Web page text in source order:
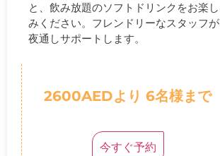
と、飲み放題のソフトドリンクをお楽し
みください。フレンドリーなスタッフが
夜通しサポートします。
2600AEDより 6名様まで
今すぐ予約